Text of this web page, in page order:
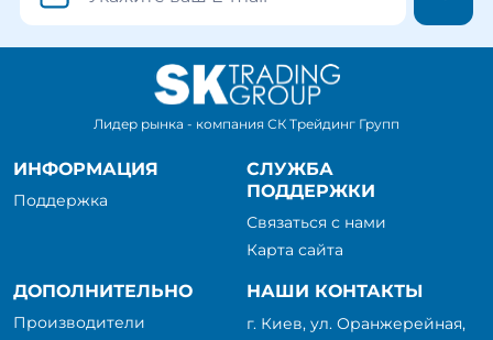
Лидер рынка - компания СК Трейдинг Групп
ИНФОРМАЦИЯ
Поддержка
СЛУЖБА
ПОДДЕРЖКИ
Связаться с нами
Карта сайта
ДОПОЛНИТЕЛЬНО
Производители
НАШИ КОНТАКТЫ
г. Киев, ул. Оранжерейная,